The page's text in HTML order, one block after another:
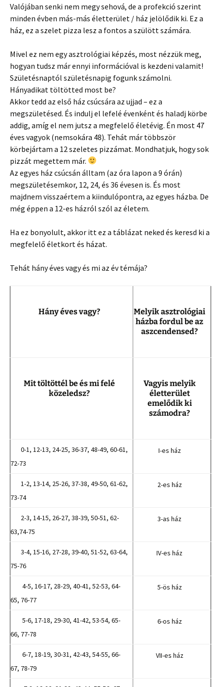
Valójában senki nem megy sehová, de a profekció szerint
minden évben más-más életterület / ház jelölődik ki. Ez a
ház, ez a szelet pizza lesz a fontos a szülött számára.
Mivel ez nem egy asztrológiai képzés, most nézzük meg,
hogyan tudsz már ennyi információval is kezdeni valamit!
Születésnaptól születésnapig fogunk számolni.
Hányadikat töltötted most be?
Akkor tedd az első ház csúcsára az ujjad – ez a
megszületésed. És indulj el lefelé évenként és haladj körbe
addig, amíg el nem jutsz a megfelelő életévig. Én most 47
éves vagyok (nemsokára 48). Tehát már többször
körbejártam a 12 szeletes pizzámat. Mondhatjuk, hogy sok
pizzát megettem már.
Az egyes ház csúcsán álltam (az óra lapon a 9 órán)
megszületésemkor, 12, 24, és 36 évesen is. És most
majdnem visszaértem a kiindulópontra, az egyes házba. De
még éppen a 12-es házról szól az életem.
Ha ez bonyolult, akkor itt ez a táblázat neked és keresd ki a
megfelelő életkort és házat.
Tehát hány éves vagy és mi az év témája?
Hány éves vagy?
Melyik asztrológiai
házba fordul be az
aszcendensed?
Mit töltöttél be és mi felé
közeledsz?
Vagyis melyik
életterület
emelődik ki
számodra?
0-1, 12-13, 24-25, 36-37, 48-49, 60-61,
72-73
I-es ház
1-2, 13-14, 25-26, 37-38, 49-50, 61-62,
73-74
2-es ház
2-3, 14-15, 26-27, 38-39, 50-51, 62-
63,74-75
3-as ház
3-4, 15-16, 27-28, 39-40, 51-52, 63-64,
75-76
IV-es ház
4-5, 16-17, 28-29, 40-41, 52-53, 64-
65, 76-77
5-ös ház
5-6, 17-18, 29-30, 41-42, 53-54, 65-
66, 77-78
6-os ház
6-7, 18-19, 30-31, 42-43, 54-55, 66-
67, 78-79
VII-es ház